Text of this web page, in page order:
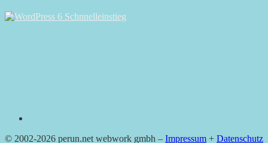
© 2002-2026 perun.net webwork gmbh – Impressum + Datenschutz